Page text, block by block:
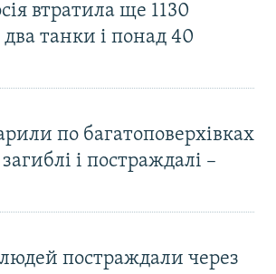
втратила ще 1130
два танки і понад 40
по багатоповерхівках
і постраждалі –
постраждали через